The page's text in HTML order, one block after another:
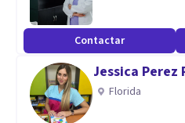
Contactar
Jessica Perez
Florida